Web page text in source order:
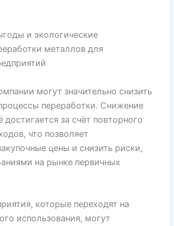
и экологические
металлов для
могут значительно снизить
переработки. Снижение
достигается за счёт повторного
что позволяет
цены и снизить риски,
на рынке первичных
которые переходят на
использования, могут